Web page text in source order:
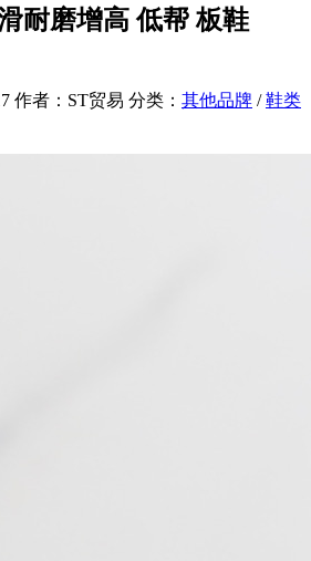
耐磨增高 低帮 板鞋
作者：ST贸易 分类： 其他品牌 /鞋类